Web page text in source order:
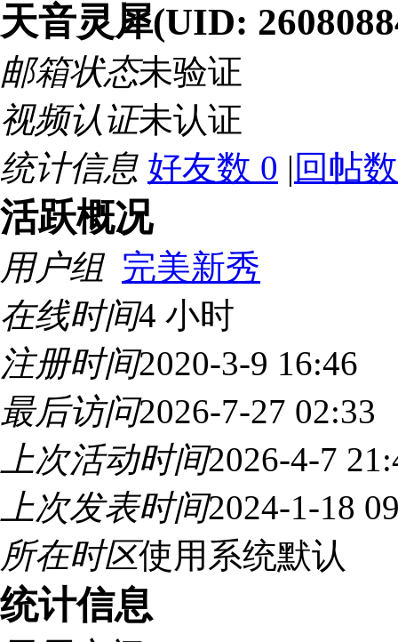
天音灵犀(UID:
邮箱状态未验证
视频认证未认证
统计信息 好友数 0 | 回帖
活跃概况
用户组 完美新秀
在线时间4 小时
注册时间2020-3-9 16:46
最后访问2026-7-27 02:33
上次活动时间2026-4-7
上次发表时间2024-1-18
所在时区使用系统默认
统计信息